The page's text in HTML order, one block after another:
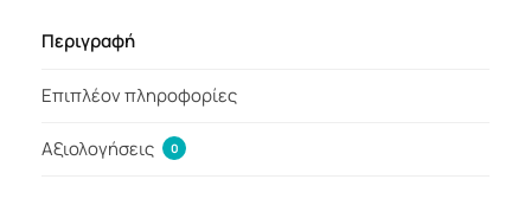
Περιγραφή
Επιπλέον πληροφορίες
Αξιολογήσεις 0